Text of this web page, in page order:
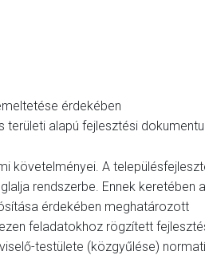
érdekében
területi alapú fejlesztési
követelményei. A
rendszerbe. Ennek keretében a
érdekében meghatározott
feladatokhoz rögzített
testülete (közgyűlése)